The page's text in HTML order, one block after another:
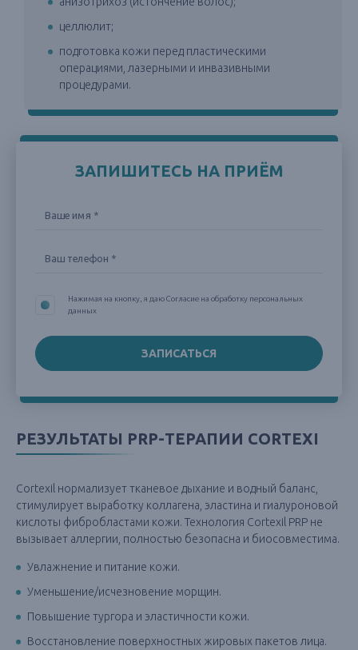
целлюлит;
подготовка кожи перед пластическими
операциями, лазерными и инвазивными
процедурами.
ЗАПИШИТЕСЬ НА ПРИЁМ
Нажимая на кнопку, я даю Согласие на обработку персональных
данных
РЕЗУЛЬТАТЫ PRP-ТЕРАПИИ CORTEXI
Cortexil нормализует тканевое дыхание и водный баланс,
стимулирует выработку коллагена, эластина и гиалуроновой
кислоты фибробластами кожи. Технология Cortexil PRP не
вызывает аллергии, полностью безопасна и биосовместима.
Увлажнение и питание кожи.
Уменьшение/исчезновение морщин.
Повышение тургора и эластичности кожи.
Восстановление поверхностных жировых пакетов лица.